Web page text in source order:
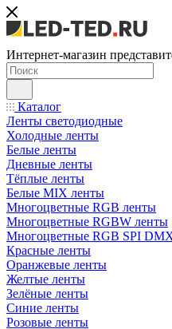
Интернет-магазин
Каталог
Ленты светодиодные
Холодные ленты
Белые ленты
Дневные ленты
Тёплые ленты
Белые MIX ленты
Многоцветные RGB ленты
Многоцветные RGBW ленты
Многоцветные RGB SPI
Красные ленты
Оранжевые ленты
Желтые ленты
Зелёные ленты
Синие ленты
Розовые ленты